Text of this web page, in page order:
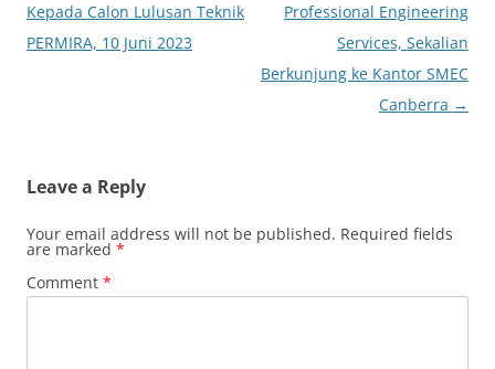
navigation
Kepada Calon Lulusan Teknik
PERMIRA, 10 Juni 2023
Professional Engineering
Services, Sekalian
Berkunjung ke Kantor SMEC
Canberra →
Leave a Reply
Your email address will not be published. Required fields
are marked *
Comment *